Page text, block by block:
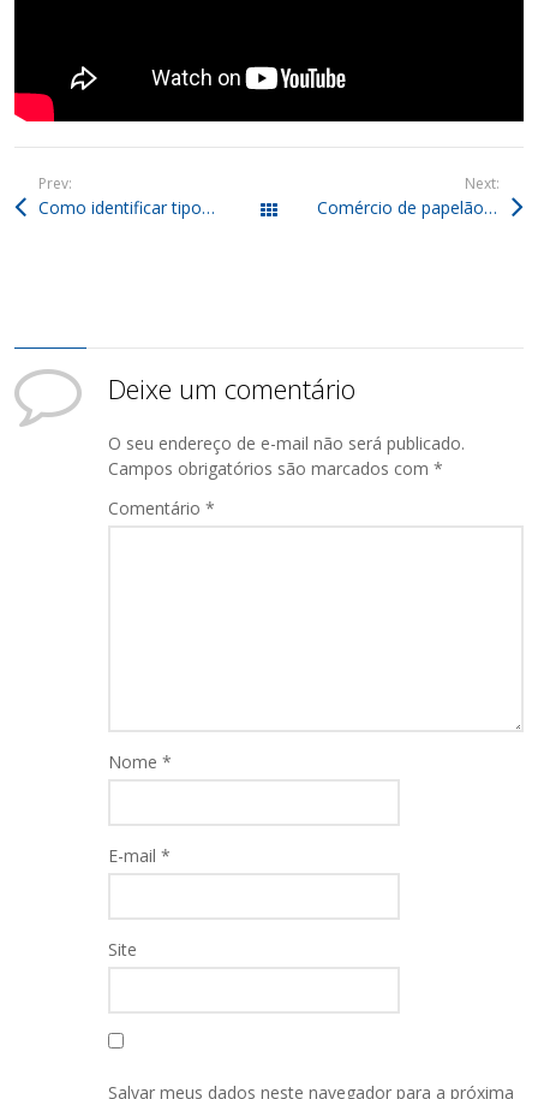
Prev:
Como identificar tipos de plásticos que utilizamos diariamente? Todos os posts
Next:
Comércio de papelão reciclado: quem se destaca nesse ramo?
Deixe um comentário
O seu endereço de e-mail não será publicado.
Campos obrigatórios são marcados com*
Comentário*
Nome*
E-mail*
Site
Salvar meus dados neste navegador para a próxima